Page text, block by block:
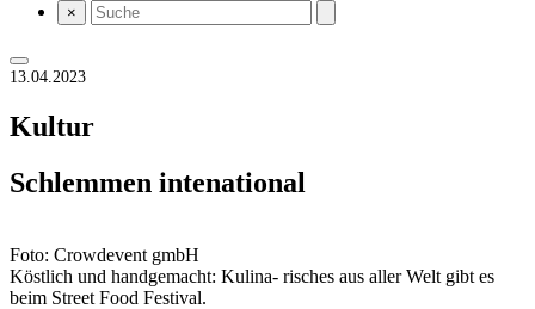
×
13.04.2023
Kultur
Schlemmen intenational
Foto: Crowdevent gmbH
Köstlich und handgemacht: Kulina- risches aus aller Welt gibt es
beim Street Food Festival.